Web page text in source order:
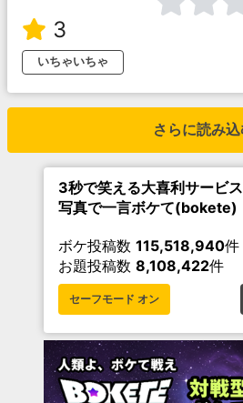
3
いちゃいちゃ
さらに読み
3秒で笑える大喜利サービス
写真で一言ボケて(bokete)
ボケ投稿数 115,518,940件
お題投稿数 8,108,422件
セーフモード オン